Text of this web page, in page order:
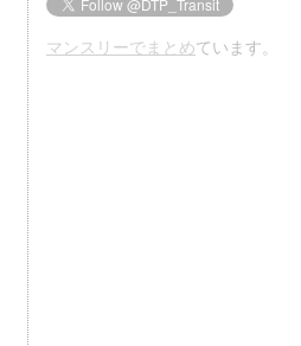
マンスリーでまとめています。